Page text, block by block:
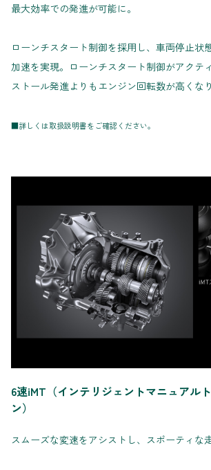
最大効率での発進が可能に。
ローンチスタート制御を採用し、車両停止状
加速を実現。ローンチスタート制御がアクテ
ストール発進よりもエンジン回転数が高くな
■詳しくは取扱説明書をご確認ください。
6速iMT（インテリジェントマニュアル
ン）
スムーズな変速をアシストし、スポーティな